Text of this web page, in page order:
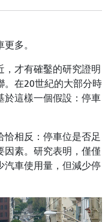
多。
，才有確鑿的研究證明
。在20世紀的大部分時
於這樣一個假設：停車
恰相反：停車位是否足
因素。研究表明，僅僅
汽車使用量，但減少停